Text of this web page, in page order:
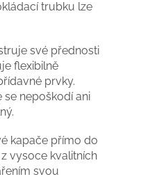
trubku lze
své přednosti
flexibilně
prvky.
nepoškodí ani
kapače přímo do
vysoce kvalitních
svou